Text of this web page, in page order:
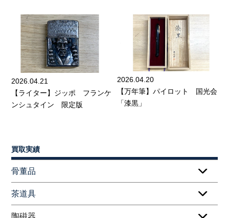
2026.04.21
【ライター】ジッポ フランケ
ンシュタイン 限定版
2026.04.20
【万年筆】パイロット 国光会
「漆黒」
買取実績
骨董品
茶道具
陶磁器